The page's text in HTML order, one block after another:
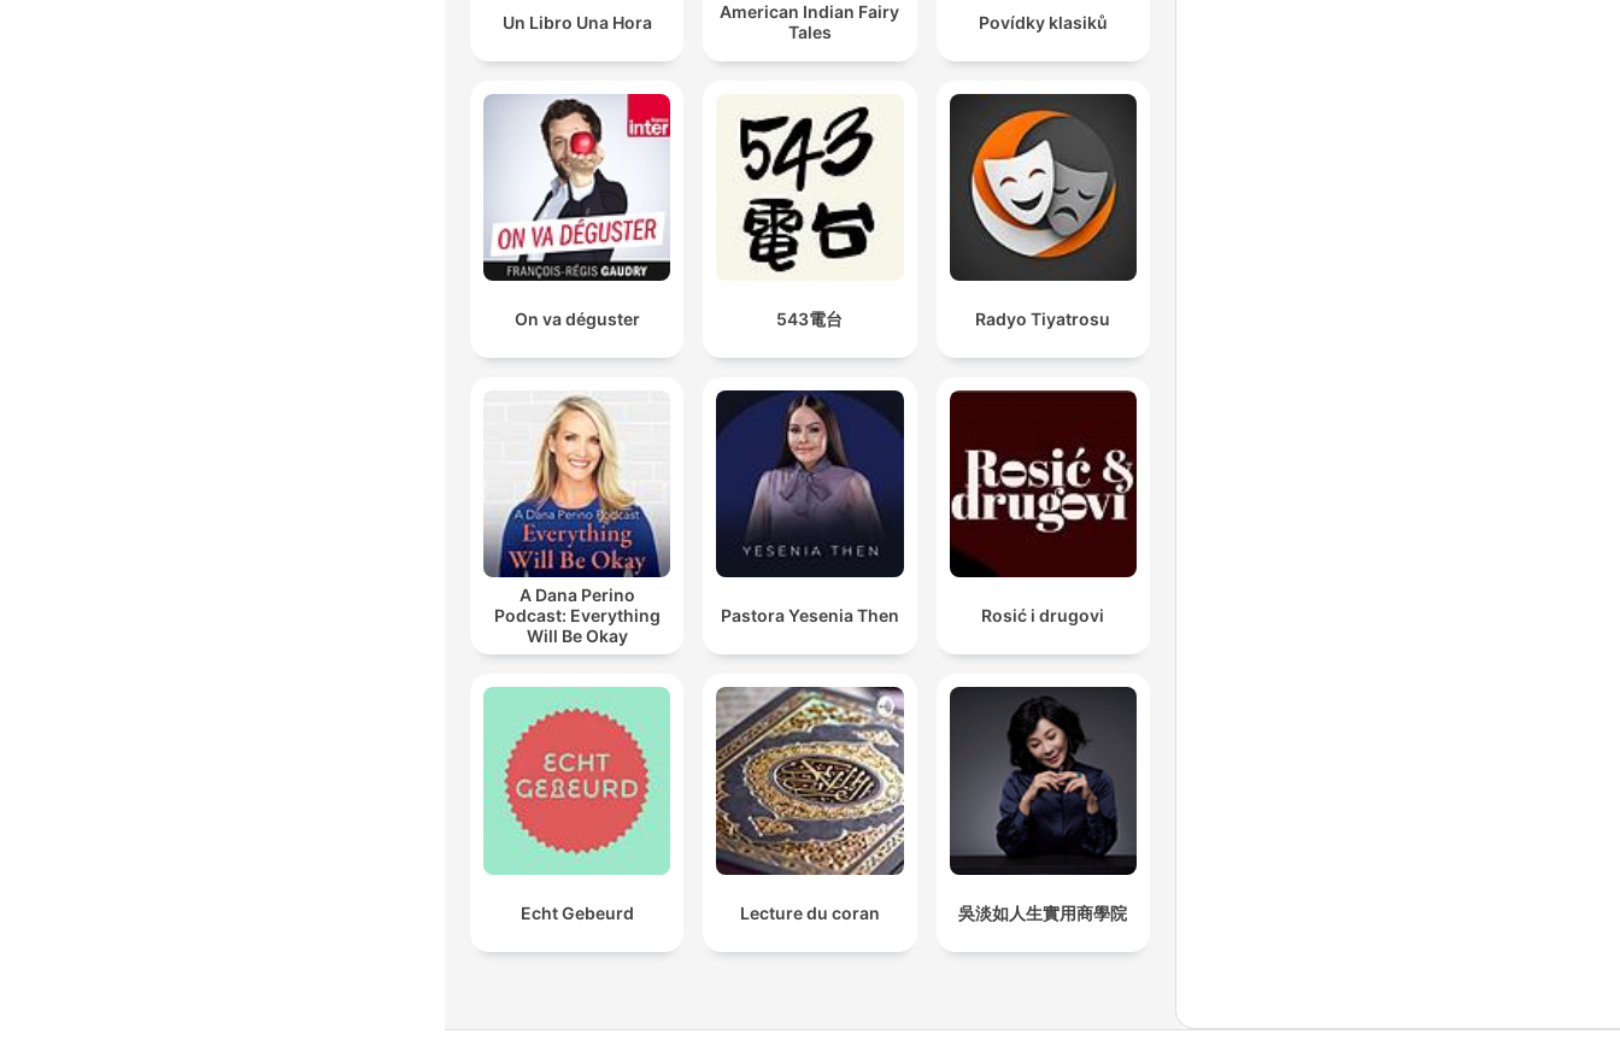
Un Libro Una Hora
American Indian Fairy
Tales
Povídky klasiků
On va déguster 543電台 Radyo Tiyatrosu
A Dana Perino
Podcast: Everything
Will Be Okay
Pastora Yesenia Then Rosić i drugovi
Echt Gebeurd Lecture du coran 吳淡如人生實用商學院